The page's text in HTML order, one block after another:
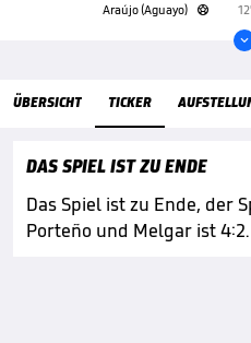
Araújo (Aguayo)
 12'

ÜBERSICHT TICKER
DAS SPIEL IST ZU ENDE
Das Spiel ist zu Ende, der
Porteño und Melgar ist 4:2.